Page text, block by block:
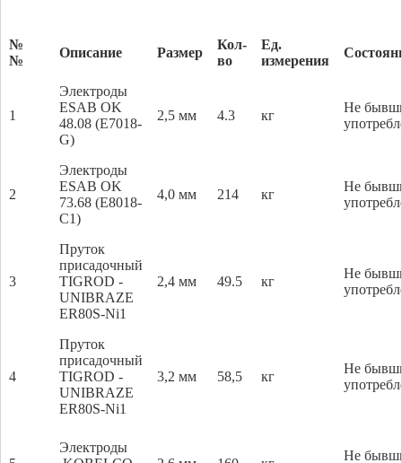
№
№
Описание Размер
Кол-
во
Ед.
измерения
1
Электроды
ESAB OK
48.08 (E7018-
G)
2,5 мм 4.3 кг
Не
2
Электроды
ESAB OK
73.68 (E8018-
C1)
4,0 мм 214 кг
Не
3
Пруток
присадочный
TIGROD -
UNIBRAZE
ER80S-Ni1
2,4 мм 49.5 кг
Не
4
Пруток
присадочный
TIGROD -
UNIBRAZE
ER80S-Ni1
3,2 мм 58,5 кг
Не
Электроды
Не